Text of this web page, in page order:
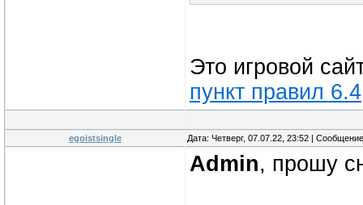
Это игровой
пункт правил 6.4
egoistsingle Дата: Четверг, 07.07.22, 23:52 |
Admin, прошу